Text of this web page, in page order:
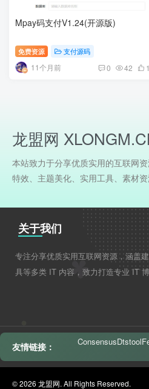
Mpay码支付V1.24(开源版)
免费资源 支付源码
11个月前 0 42
龙盟网
本站致力于分享优质实用的互联网
特效、主题美化、实用工具、素材
关于我们
专注分享优质实用互联网资源，涵盖
具等多类 IT 内容，致力打造专业 IT
友情链接： ConsensusDtstool
© 2026 龙盟网. All Rights Reserved.